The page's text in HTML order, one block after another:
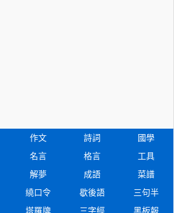
作文 詩詞
國學
名言 格言
工具
解夢 成語
菜譜
繞口令 歇後語
三句半
塔羅牌 三字經 黑板報